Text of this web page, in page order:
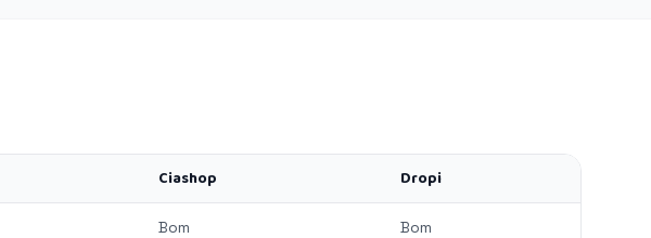
Ciashop Dropi
Bom Bom